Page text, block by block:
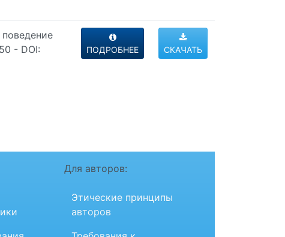
- DOI:
ПОДРОБНЕЕ СКАЧАТЬ
Для авторов:
Этические принципы
авторов